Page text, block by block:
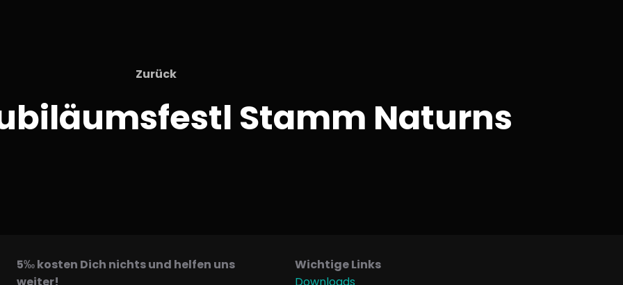
Zurück
Stamm Naturns
5‰ kosten Dich nichts und helfen uns
weiter!
Wichtige Links
Downloads